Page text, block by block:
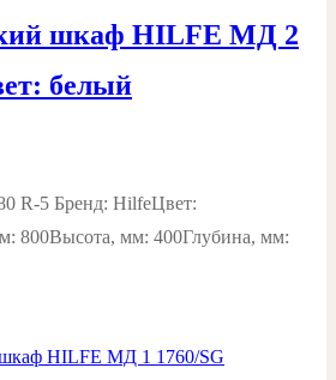
шкаф HILFE МД 2
белый
R-5 Бренд: HilfeЦвет:
800Высота, мм: 400Глубина, мм: